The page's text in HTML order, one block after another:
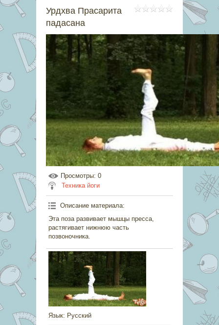
Урдхва Прасарита
падасана
Просмотры: 0
Техника йоги
Описание материала:
Эта поза развивает мышцы пресса,
растягивает нижнюю часть
позвоночника.
Язык: Русский